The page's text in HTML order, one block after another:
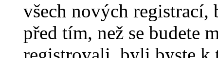
všech nových
před tím, než se budete